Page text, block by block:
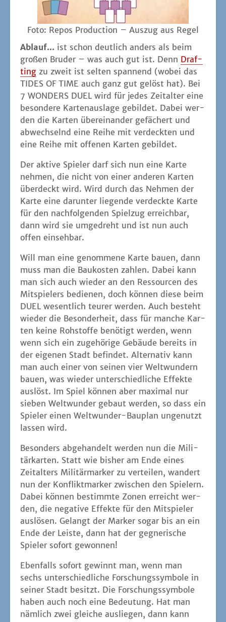
Foto: Repos Pro­duc­tion – Aus­zug aus Regel
Ablauf... ist schon deut­lich anders als beim
gro­ßen Bru­der – was auch gut ist. Denn Draf­
ting zu zweit ist sel­ten span­nend (wobei das
TIDES OF TIME auch ganz gut gelöst hat). Bei
7 WONDERS DUEL wird für jedes Zeit­al­ter eine
beson­de­re Kar­ten­aus­la­ge gebil­det. Dabei wer­
den die Kar­ten über­ein­an­der gefä­chert und
abwech­selnd eine Rei­he mit ver­deck­ten und
eine Rei­he mit offe­nen Kar­ten gebildet.
Der akti­ve Spie­ler darf sich nun eine Kar­te
neh­men, die nicht von einer ande­ren Kar­ten
über­deckt wird. Wird durch das Neh­men der
Kar­te eine dar­un­ter lie­gen­de ver­deck­te Kar­te
für den nach­fol­gen­den Spiel­zug erreich­bar,
dann wird sie umge­dreht und ist nun auch
offen einsehbar.
Will man eine genom­me­ne Kar­te bau­en, dann
muss man die Bau­kos­ten zah­len. Dabei kann
man sich auch wie­der an den Res­sour­cen des
Mit­spie­lers bedie­nen, doch kön­nen die­se beim
DUEL wesent­lich teu­rer wer­den. Auch besteht
wie­der die Beson­der­heit, dass für man­che Kar­
ten kei­ne Roh­stof­fe benö­tigt wer­den, wenn
wenn sich ein zuge­hö­ri­ge Gebäu­de bereits in
der eige­nen Stadt befin­det. Alter­na­tiv kann
man auch einer von sei­nen vier Welt­wun­dern
bau­en, was wie­der unter­schied­li­che Effek­te
aus­löst. Im Spiel kön­nen aber maxi­mal nur
sie­ben Welt­wun­der gebaut wer­den, so dass ein
Spie­ler einen Welt­wun­der-Bau­plan unge­nutzt
las­sen wird.
Beson­ders abge­han­delt wer­den nun die Mili­
tär­kar­ten. Statt wie bis­her am Ende eines
Zeit­al­ters Mili­tär­mar­ker zu ver­tei­len, wan­dert
nun der Kon­flikt­mar­ker zwi­schen den Spie­lern.
Dabei kön­nen bestimm­te Zonen erreicht wer­
den, die nega­ti­ve Effek­te für den Mit­spie­ler
aus­lö­sen. Gelangt der Mar­ker sogar bis an ein
Ende der Leis­te, dann hat der geg­ne­ri­sche
Spie­ler sofort gewonnen!
Eben­falls sofort gewinnt man, wenn man
sechs unter­schied­li­che For­schungs­sym­bo­le in
sei­ner Stadt besitzt. Die For­schungs­sym­bo­le
haben auch noch eine Bedeu­tung. Hat man
näm­lich zwei glei­che aus­lie­gen, dann kann